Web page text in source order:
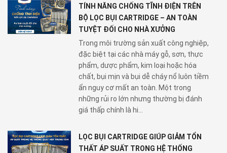
TÍNH NĂNG CHỐNG TĨNH ĐIỆN TRÊN
BỘ LỌC BỤI CARTRIDGE – AN TOÀN
TUYỆT ĐỐI CHO NHÀ XƯỞNG
Trong môi trường sản xuất công nghiệp,
đặc biệt tại các nhà máy gỗ, sơn, thực
phẩm, dược phẩm, kim loại hoặc hóa
chất, bụi mịn và bụi dễ cháy nổ luôn tiềm
ẩn nguy cơ mất an toàn. Một trong
những rủi ro lớn nhưng thường bị đánh
giá thấp chính là hi...
LỌC BỤI CARTRIDGE GIÚP GIẢM TỔN
THẤT ÁP SUẤT TRONG HỆ THỐNG